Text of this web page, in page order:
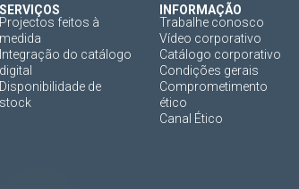
SERVIÇOS
Projectos feitos à
medida
Integração do catálogo
digital
Disponibilidade de
stock
INFORMAÇÃO
Trabalhe conosco
Vídeo corporativo
Catálogo corporativo
Condições gerais
Comprometimento
ético
Canal Ético